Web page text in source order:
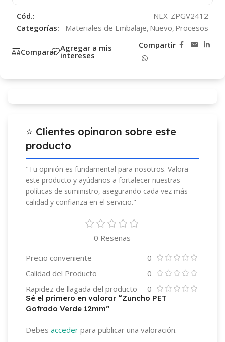
Cód.:
NEX-ZPGV2412
Categorías:
Materiales de Embalaje, Nuevo, Procesos
Comparar Agregar a mis
intereses
Compartir
⭐ Clientes opinaron sobre este
producto
"Tu opinión es fundamental para nosotros. Valora
este producto y ayúdanos a fortalecer nuestras
políticas de suministro, asegurando cada vez más
calidad y confianza en el servicio."
0 Reseñas
Precio conveniente
0
Calidad del Producto
0
Rapidez de llagada del producto
0
Sé el primero en valorar “Zuncho PET
Gofrado Verde 12mm”
Debes acceder para publicar una valoración.